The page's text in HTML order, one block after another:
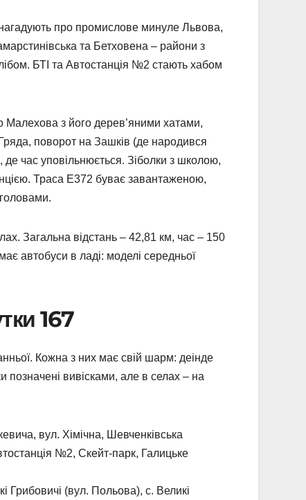
про промислове минуле Львова,
та Бетховена – райони з
БТІ та Автостанція №2 стають хабом
Малехова з його дерев’яними хатами,
поворот на Зашків (де народився
час уповільнюється. Зіболки з школою,
Траса Е372 буває завантаженою,
Загальна відстань – 42,81 км, час – 150
автобуси в ладі: моделі середньої
167
Кожна з них має свій шарм: деінде
вивісками, але в селах – на
вул. Хімічна, Шевченківська
№2, Скейт-парк, Галицьке
Грибовичі (вул. Польова), с. Великі